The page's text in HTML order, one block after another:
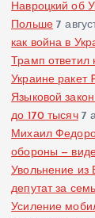
Навроцкий об
Польше 7
как война в
Трамп
Украине ракет
Языковой
до 170 тысяч 7
Михаил
обороны —
Увольнение из
депутат за
Усиление